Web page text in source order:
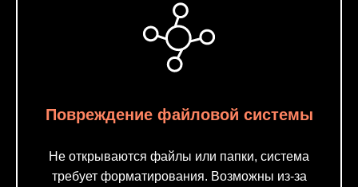
Повреждение файловой системы
Не открываются файлы или папки, система
требует форматирования. Возможны из-за